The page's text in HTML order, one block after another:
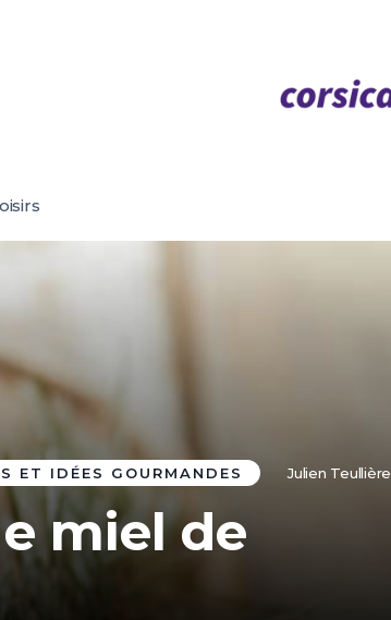
ET IDÉES GOURMANDES Julien Teullière
miel de